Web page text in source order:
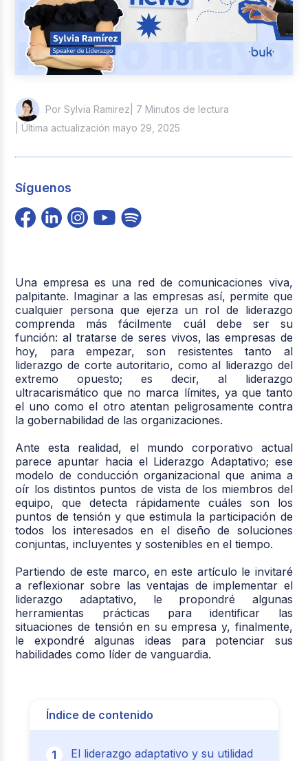
Por Sylvia Ramirez | 7 Minutos de lectura
| Última actualización mayo 29, 2025
Síguenos
Una empresa es una red de comunicaciones viva,
palpitante. Imaginar a las empresas así, permite que
cualquier persona que ejerza un rol de liderazgo
comprenda más fácilmente cuál debe ser su
función: al tratarse de seres vivos, las empresas de
hoy, para empezar, son resistentes tanto al
liderazgo de corte autoritario, como al liderazgo del
extremo opuesto; es decir, al liderazgo
ultracarismático que no marca límites, ya que tanto
el uno como el otro atentan peligrosamente contra
la gobernabilidad de las organizaciones.
Ante esta realidad, el mundo corporativo actual
parece apuntar hacia el Liderazgo Adaptativo; ese
modelo de conducción organizacional que anima a
oír los distintos puntos de vista de los miembros del
equipo, que detecta rápidamente cuáles son los
puntos de tensión y que estimula la participación de
todos los interesados en el diseño de soluciones
conjuntas, incluyentes y sostenibles en el tiempo.
Partiendo de este marco, en este artículo le invitaré
a reflexionar sobre las ventajas de implementar el
liderazgo adaptativo, le propondré algunas
herramientas prácticas para identificar las
situaciones de tensión en su empresa y, finalmente,
le expondré algunas ideas para potenciar sus
habilidades como líder de vanguardia.
Índice de contenido
El liderazgo adaptativo y su utilidad